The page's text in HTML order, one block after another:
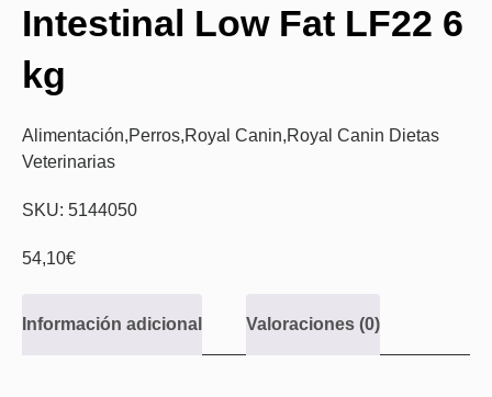
Intestinal Low Fat LF22 6
kg
Alimentación,Perros,Royal Canin,Royal Canin Dietas
Veterinarias
SKU: 5144050
54,10€
Información adicional Valoraciones (0)